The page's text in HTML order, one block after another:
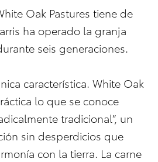
Oak Pastures tiene de
ha operado la granja
seis generaciones.
característica. White Oak
lo que se conoce
tradicional”, un
sin desperdicios que
con la tierra. La carne